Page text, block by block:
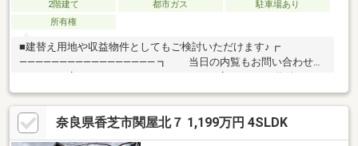
2階建て 都市ガス
駐車場あり
所有権
■建替え用地や収益物件としてもご検討いただけます♪┏
――――――――――――――――― ┓ 当日の内覧もお問い合わせく
紹介するだけでなく、資金計画や物件選びのコツなど、賢い家の
買い方をお伝えしますので初めての住宅購入の方でも安心♪また、
中古＋リノベーションはどこよりも得意としております！「何か
ら始めればよいかわからない」「物件の選び方がわからない」
奈良県香芝市関屋北７ 1,199万円 4SLDK